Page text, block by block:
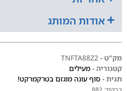
אודות המותג
מק"ט - TNFTA88Z2
קטגוריה - מעילים
תגית - סוף עונה מוגזם בטרקמרקט!